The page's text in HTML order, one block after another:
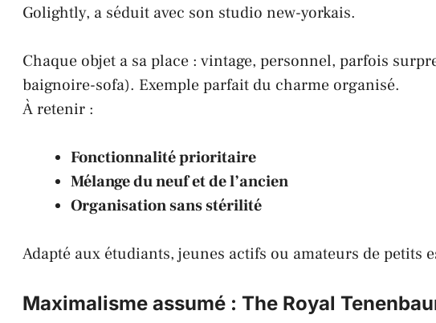
Golightly, a séduit avec son studio new-yorkais.
Chaque objet a sa place : vintage, personnel, parfois
baignoire-sofa). Exemple parfait du charme organisé.
À retenir :
Fonctionnalité prioritaire
Mélange du neuf et de l’ancien
Organisation sans stérilité
Adapté aux étudiants, jeunes actifs ou amateurs de petits
Maximalisme assumé : The Royal